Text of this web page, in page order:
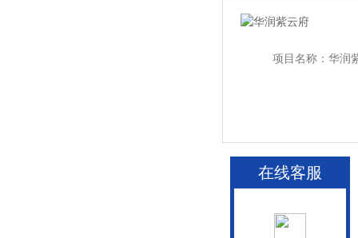
项目名称：华
在线客服